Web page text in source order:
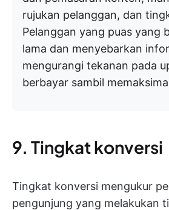
rujukan pelanggan, dan
Pelanggan yang puas yang
lama dan menyebarkan
mengurangi tekanan pada
berbayar sambil
9. Tingkat konversi
Tingkat konversi mengukur
pengunjung yang melakukan